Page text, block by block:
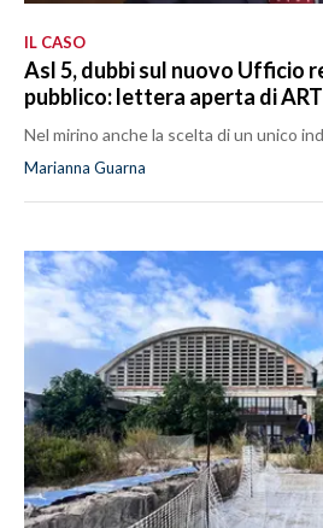
IL CASO
Asl 5, dubbi sul nuovo Ufficio
pubblico: lettera aperta di
Nel mirino anche la scelta di un unico
Marianna Guarna